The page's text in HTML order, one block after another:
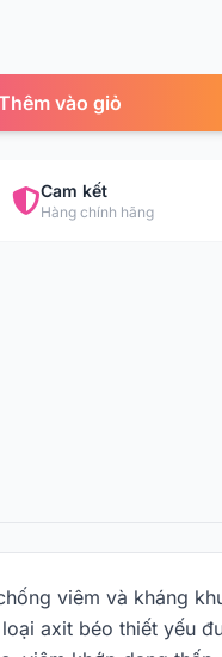
vào giỏ
Cam kết
Hàng chính hãng
viêm và kháng
axit béo thiết yếu